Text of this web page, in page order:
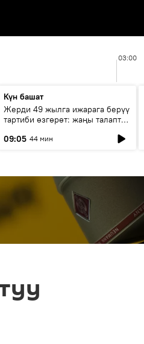
03:00
Күн башат
Жерди 49 жылга ижарага берүү
тартиби өзгөрөт: жаңы талаптар
09:05 44 мин